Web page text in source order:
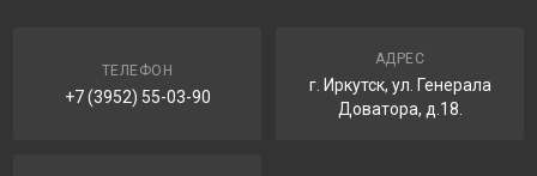
ТЕЛЕФОН
+7 (3952) 55-03-90
АДРЕС
г. Иркутск, ул. Генерала
Доватора, д.18.